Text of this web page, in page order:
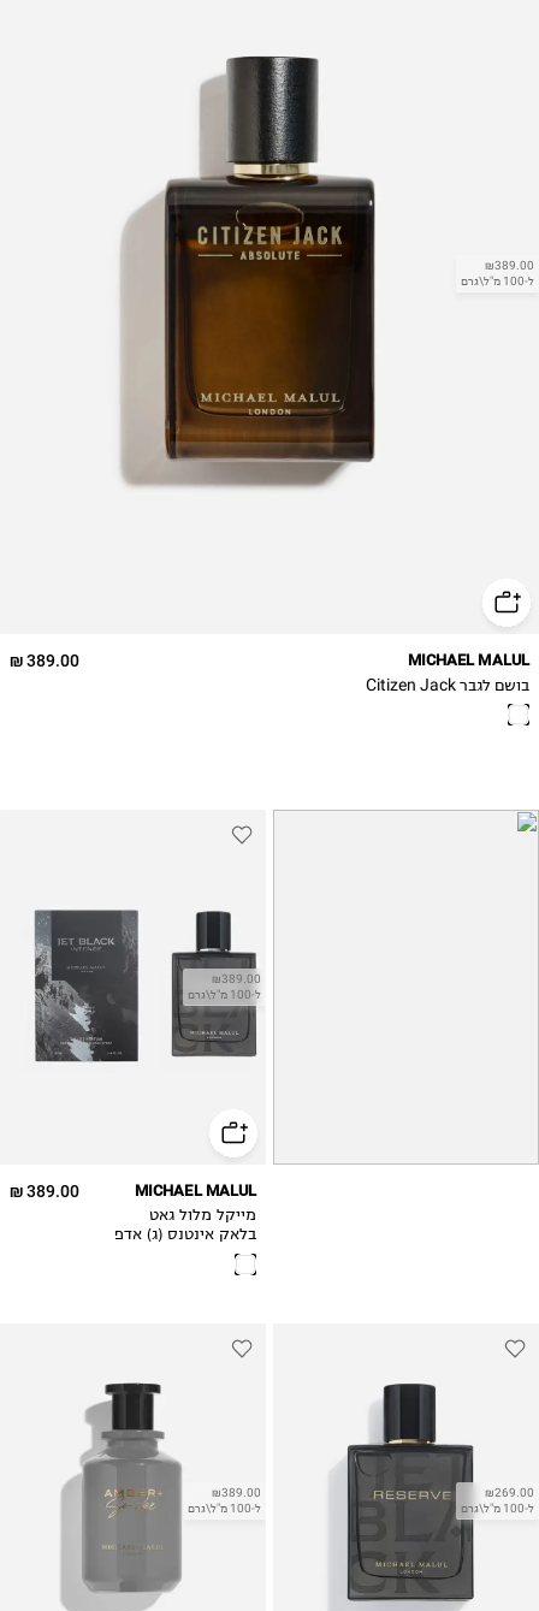
₪389.00
ל-100 מ"ל\גרם
389.00 ₪ MICHAEL MALUL
בושם לגבר Citizen Jack
₪389.00
ל-100 מ"ל\גרם
389.00 ₪ MICHAEL MALUL
מייקל מלול גאט
בלאק אינטנס (ג) אדפ
100מל
₪269.00
ל-100 מ"ל\גרם
₪389.00
ל-100 מ"ל\גרם